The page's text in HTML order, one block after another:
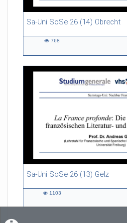
Sa-Uni SoSe 26 (14) Obrecht
46:53 duration
768
Sa-Uni SoSe 26 (13) Gelz
55:13 duration
1103